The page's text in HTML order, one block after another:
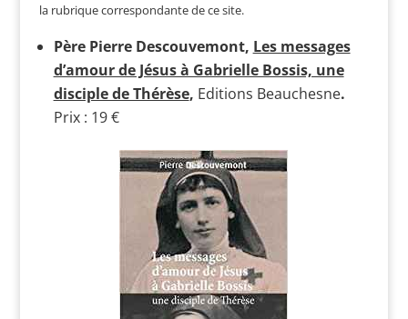
la rubrique correspondante de ce site.
Père Pierre Descouvemont, Les messages
d’amour de Jésus à Gabrielle Bossis, une
disciple de Thérèse, Editions Beauchesne.
Prix : 19 €